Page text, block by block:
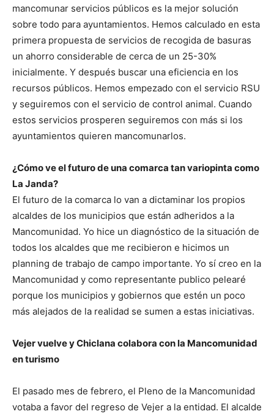
mancomunar servicios públicos es la mejor solución
sobre todo para ayuntamientos. Hemos calculado en esta
primera propuesta de servicios de recogida de basuras
un ahorro considerable de cerca de un 25-30%
inicialmente. Y después buscar una eficiencia en los
recursos públicos. Hemos empezado con el servicio RSU
y seguiremos con el servicio de control animal. Cuando
estos servicios prosperen seguiremos con más si los
ayuntamientos quieren mancomunarlos.
¿Cómo ve el futuro de una comarca tan variopinta como
La Janda?
El futuro de la comarca lo van a dictaminar los propios
alcaldes de los municipios que están adheridos a la
Mancomunidad. Yo hice un diagnóstico de la situación de
todos los alcaldes que me recibieron e hicimos un
planning de trabajo de campo importante. Yo sí creo en la
Mancomunidad y como representante publico pelearé
porque los municipios y gobiernos que estén un poco
más alejados de la realidad se sumen a estas iniciativas.
Vejer vuelve y Chiclana colabora con la Mancomunidad
en turismo
El pasado mes de febrero, el Pleno de la Mancomunidad
votaba a favor del regreso de Vejer a la entidad. El alcalde